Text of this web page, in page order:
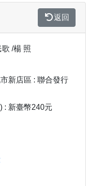
返回
/楊 照
新店區 : 聯合發行
: 新臺幣240元